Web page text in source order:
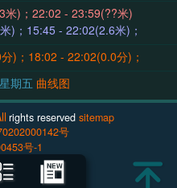
米)；22:02 - 23:59(??米)
米)；15:45 - 22:02(2.6米)；
)；18:02 - 22:02(0.0分)；
8-21 星期五 曲线图
rights reservedsitemap
号
号-1